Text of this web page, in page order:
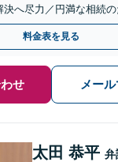
へ尽力／円満な相続の
可】【専用駐車場完
料金表を見る
せ メー
太田 恭平 弁